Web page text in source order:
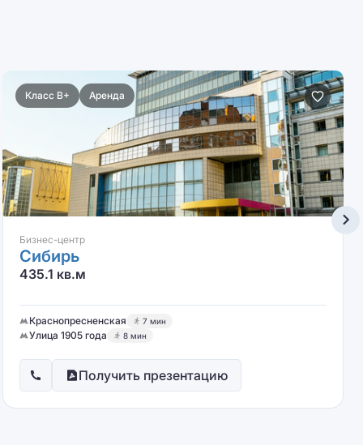
Класс B+ Аренда
Бизнес-центр
Сибирь
435.1 кв.м
Краснопресненская 7 мин
Улица 1905 года 8 мин
Получить презентацию